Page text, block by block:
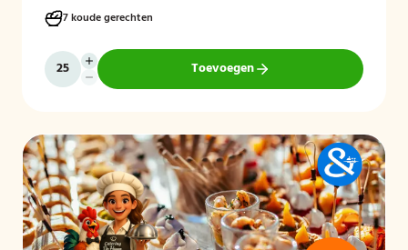
7 koude gerechten
Toevoegen